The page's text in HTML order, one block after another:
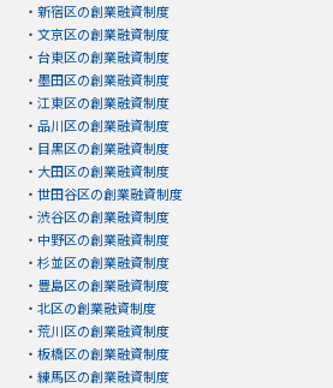
・ 新宿区の創業融資制度
・ 文京区の創業融資制度
・ 台東区の創業融資制度
・ 墨田区の創業融資制度
・ 江東区の創業融資制度
・ 品川区の創業融資制度
・ 目黒区の創業融資制度
・ 大田区の創業融資制度
・ 世田谷区の創業融資制度
・ 渋谷区の創業融資制度
・ 中野区の創業融資制度
・ 杉並区の創業融資制度
・ 豊島区の創業融資制度
・ 北区の創業融資制度
・ 荒川区の創業融資制度
・ 板橋区の創業融資制度
・ 練馬区の創業融資制度